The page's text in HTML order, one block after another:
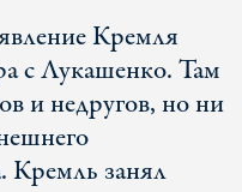
Кремля
с Лукашенко. Там
и недругов, но ни
Кремль занял